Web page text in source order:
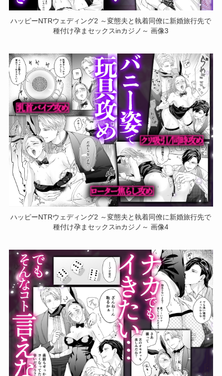
ハッピーNTRウェディング2 ～変態夫と執着同僚に新婚旅行先で
種付け孕まセックスinカジノ～ 画像3
ハッピーNTRウェディング2 ～変態夫と執着同僚に新婚旅行先で
種付け孕まセックスinカジノ～ 画像4